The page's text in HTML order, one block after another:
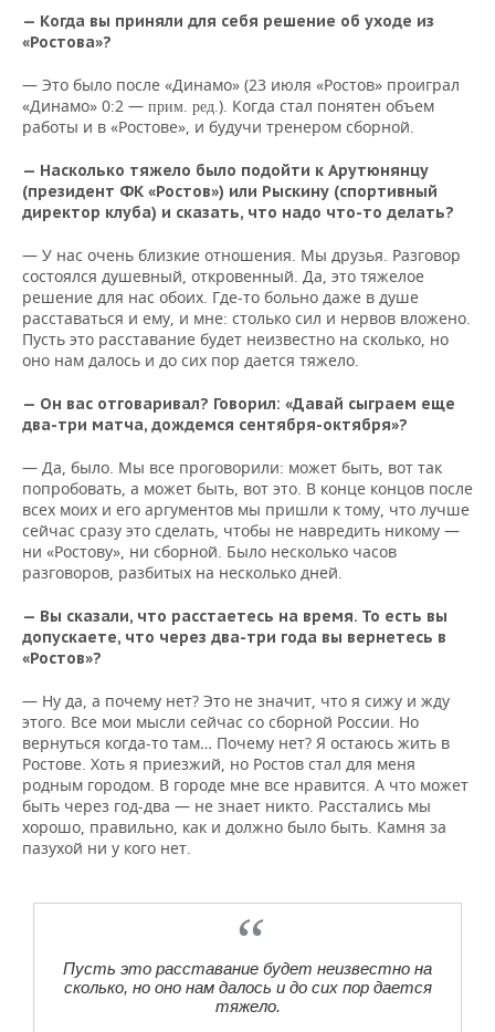
— Когда вы приняли для себя решение об уходе из
«Ростова»?
— Это было после «Динамо» (23 июля «Ростов» проиграл
«Динамо» 0:2 — прим. ред.). Когда стал понятен объем
работы и в «Ростове», и будучи тренером сборной.
— Насколько тяжело было подойти к Арутюнянцу
(президент ФК «Ростов») или Рыскину (спортивный
директор клуба) и сказать, что надо что-то делать?
— У нас очень близкие отношения. Мы друзья. Разговор
состоялся душевный, откровенный. Да, это тяжелое
решение для нас обоих. Где-то больно даже в душе
расставаться и ему, и мне: столько сил и нервов вложено.
Пусть это расставание будет неизвестно на сколько, но
оно нам далось и до сих пор дается тяжело.
— Он вас отговаривал? Говорил: «Давай сыграем еще
два-три матча, дождемся сентября-октября»?
— Да, было. Мы все проговорили: может быть, вот так
попробовать, а может быть, вот это. В конце концов после
всех моих и его аргументов мы пришли к тому, что лучше
сейчас сразу это сделать, чтобы не навредить никому —
ни «Ростову», ни сборной. Было несколько часов
разговоров, разбитых на несколько дней.
— Вы сказали, что расстаетесь на время. То есть вы
допускаете, что через два-три года вы вернетесь в
«Ростов»?
— Ну да, а почему нет? Это не значит, что я сижу и жду
этого. Все мои мысли сейчас со сборной России. Но
вернуться когда-то там… Почему нет? Я остаюсь жить в
Ростове. Хоть я приезжий, но Ростов стал для меня
родным городом. В городе мне все нравится. А что может
быть через год-два — не знает никто. Расстались мы
хорошо, правильно, как и должно было быть. Камня за
пазухой ни у кого нет.
Пусть это расставание будет неизвестно на
сколько, но оно нам далось и до сих пор дается
тяжело.